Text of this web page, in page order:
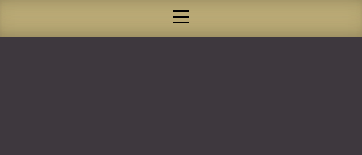
NAVIGATION